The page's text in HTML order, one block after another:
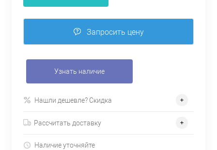
Запросить цену
Узнать наличие
Нашли дешевле? Скидка
Рассчитать доставку
Наличие уточняйте